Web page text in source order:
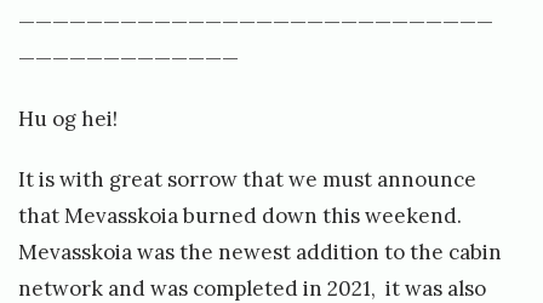
————————————————————————————
—————————————
Hu og hei!
It is with great sorrow that we must announce
that Mevasskoia burned down this weekend.
Mevasskoia was the newest addition to the cabin
network and was completed in 2021, it was also